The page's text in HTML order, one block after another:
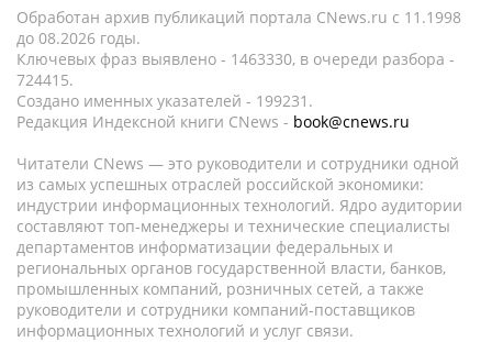
Обработан архив публикаций портала CNews.ru c 11.1998
до 08.2026 годы.
Ключевых фраз выявлено - 1463330, в очереди разбора -
724415.
Создано именных указателей - 199231.
Редакция Индексной книги CNews - book@cnews.ru
Читатели CNews — это руководители и сотрудники одной
из самых успешных отраслей российской экономики:
индустрии информационных технологий. Ядро аудитории
составляют топ-менеджеры и технические специалисты
департаментов информатизации федеральных и
региональных органов государственной власти, банков,
промышленных компаний, розничных сетей, а также
руководители и сотрудники компаний-поставщиков
информационных технологий и услуг связи.